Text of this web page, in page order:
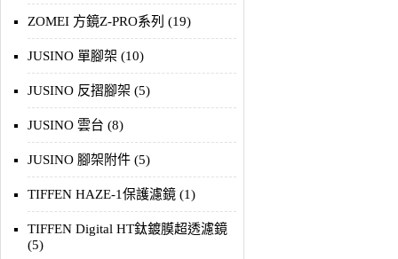
ZOMEI 方鏡Z-PRO系列 (19)
JUSINO 單腳架 (10)
JUSINO 反摺腳架 (5)
JUSINO 雲台 (8)
JUSINO 腳架附件 (5)
TIFFEN HAZE-1保護濾鏡 (1)
TIFFEN Digital HT鈦鍍膜超透濾鏡
(5)